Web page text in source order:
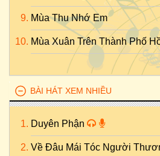
Mùa Thu Nhớ Em
Mùa Xuân Trên Thành Phố
BÀI HÁT XEM NHIỀU
Duyên Phận
Về Đâu Mái Tóc Người